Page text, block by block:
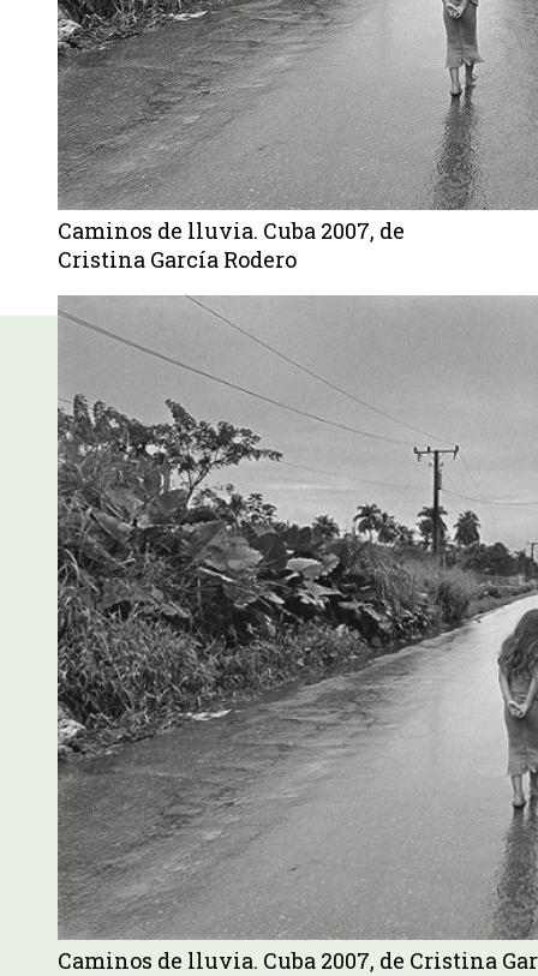
Caminos de lluvia. Cuba 2007, de
Cristina García Rodero
Caminos de lluvia. Cuba 2007, de Cristina